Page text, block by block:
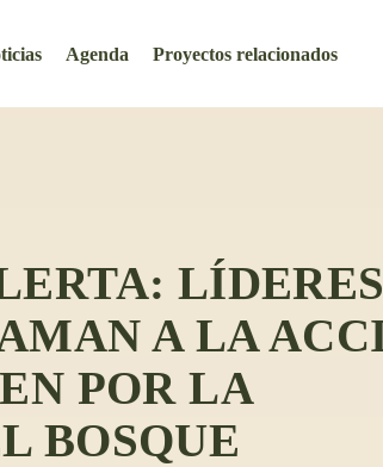
Agenda Proyectos relacionados
LÍDERES
A LA
POR LA
BOSQUE